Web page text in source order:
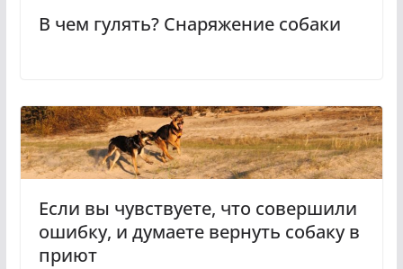
В чем гулять? Снаряжение собаки
Если вы чувствуете, что совершили
ошибку, и думаете вернуть собаку в
приют